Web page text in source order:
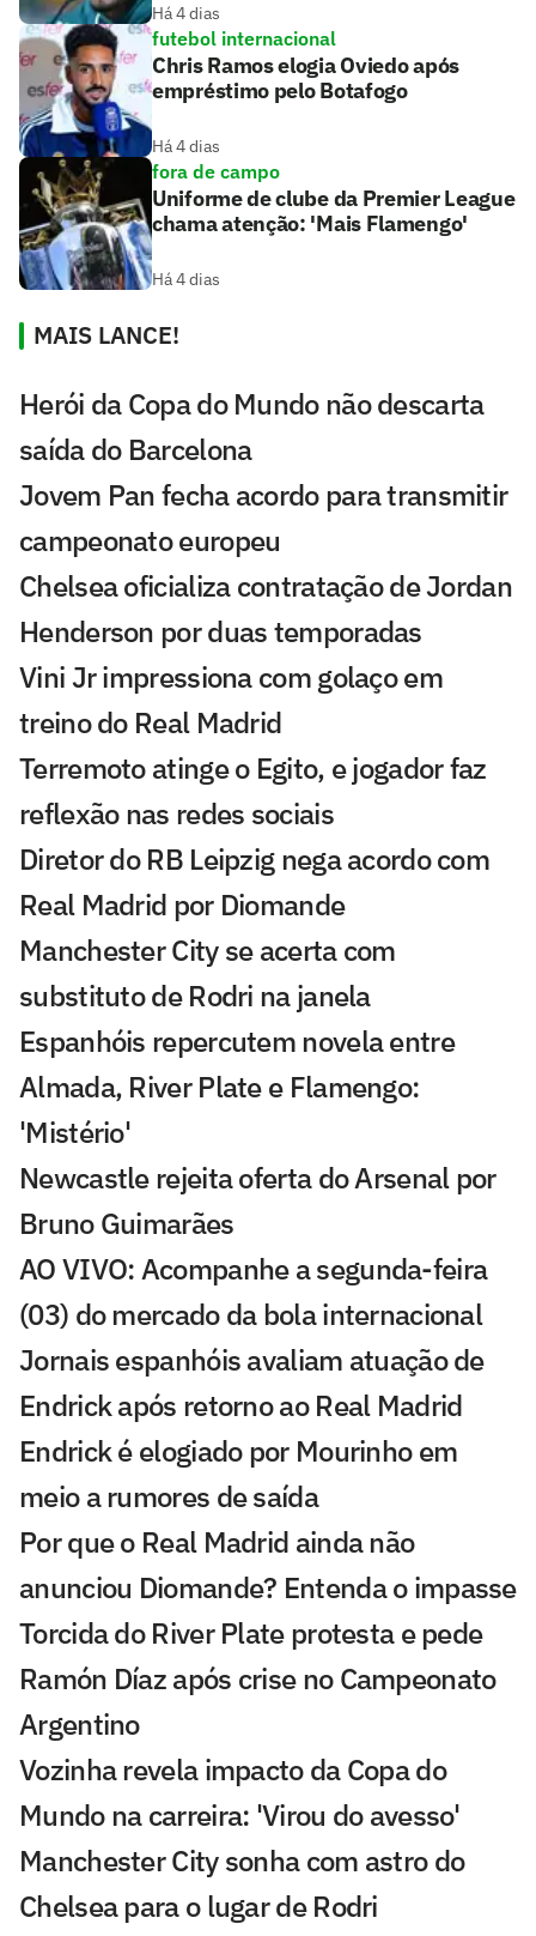
Há 4 dias
futebol internacional
Chris Ramos elogia Oviedo após
empréstimo pelo Botafogo
Há 4 dias
fora de campo
Uniforme de clube da Premier League
chama atenção: 'Mais Flamengo'
Há 4 dias
MAIS LANCE!
Herói da Copa do Mundo não descarta
saída do Barcelona
Jovem Pan fecha acordo para transmitir
campeonato europeu
Chelsea oficializa contratação de Jordan
Henderson por duas temporadas
Vini Jr impressiona com golaço em
treino do Real Madrid
Terremoto atinge o Egito, e jogador faz
reflexão nas redes sociais
Diretor do RB Leipzig nega acordo com
Real Madrid por Diomande
Manchester City se acerta com
substituto de Rodri na janela
Espanhóis repercutem novela entre
Almada, River Plate e Flamengo:
'Mistério'
Newcastle rejeita oferta do Arsenal por
Bruno Guimarães
AO VIVO: Acompanhe a segunda-feira
(03) do mercado da bola internacional
Jornais espanhóis avaliam atuação de
Endrick após retorno ao Real Madrid
Endrick é elogiado por Mourinho em
meio a rumores de saída
Por que o Real Madrid ainda não
anunciou Diomande? Entenda o impasse
Torcida do River Plate protesta e pede
Ramón Díaz após crise no Campeonato
Argentino
Vozinha revela impacto da Copa do
Mundo na carreira: 'Virou do avesso'
Manchester City sonha com astro do
Chelsea para o lugar de Rodri